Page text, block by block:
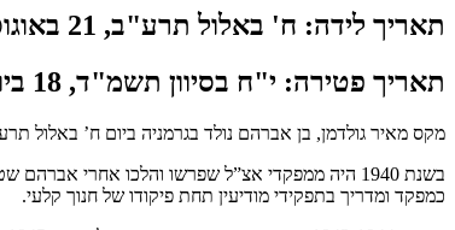
תאריך לידה: ח' באלול תרע"ב, 21 באוגוסט 1912
תאריך פטירה: י"ח בסיוון תשמ"ד, 18 ביוני 1984
מקס מאיר גולדמן, בן אברהם נולד בגרמניה ביום ח’ באלול תרע”ב, 21 באוגוסט 1912 ועלה לארץ
כמפקד ומדריך בתפקידי מודיעין תחת פיקודו של חנוך קלעי.